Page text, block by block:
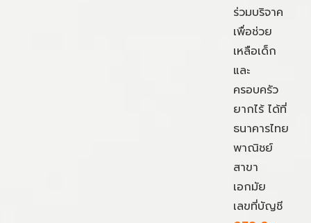
ร่วมบริจาค
เพื่อช่วย
เหลือเด็ก
และ
ครอบครัว
ยากไร้ ได้ที่
ธนาคารไทย
พาณิชย์
สาขา
เอกมัย
เลขที่บัญชี